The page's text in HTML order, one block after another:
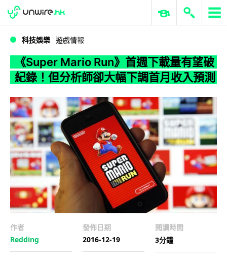
WWDC 2026 ERP 與商業 AI
科技娛樂 遊戲情報
《Super Mario Run》首週下載量有望破
紀錄！但分析師卻大幅下調首月收入預測
作者
Redding
發佈日期
2016-12-19
閱讀時間
3分鐘